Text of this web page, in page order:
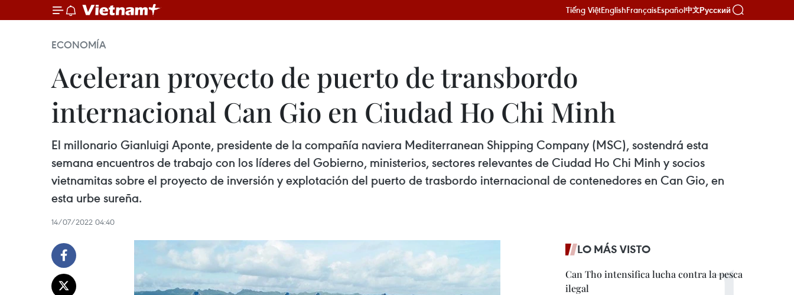
Tiếng ViệtEnglishFrançaisEspañol中文Русский
ECONOMÍA
Aceleran proyecto de puerto de transbordo
internacional Can Gio en Ciudad Ho Chi Minh
El millonario Gianluigi Aponte, presidente de la compañía naviera Mediterranean Shipping Company (MSC), sostendrá esta
semana encuentros de trabajo con los líderes del Gobierno, ministerios, sectores relevantes de Ciudad Ho Chi Minh y socios
vietnamitas sobre el proyecto de inversión y explotación del puerto de trasbordo internacional de contenedores en Can Gio, en
esta urbe sureña.
14/07/2022 04:40
LO MÁS VISTO
Can Tho intensifica lucha contra la pesca
ilegal